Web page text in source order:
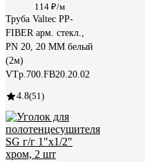
114 ₽/м
Труба Valtec PP-
FIBER арм. стекл.,
PN 20, 20 MM белый
(2м)
VTp.700.FB20.20.02
4.8(51)